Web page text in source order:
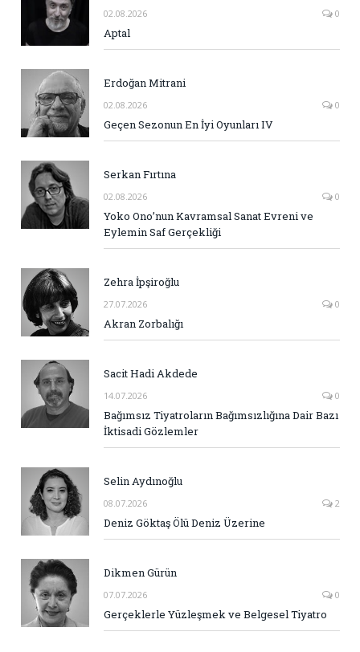
02.08.2026 0
Aptal
Erdoğan Mitrani
02.08.2026 0
Geçen Sezonun En İyi Oyunları IV
Serkan Fırtına
02.08.2026 0
Yoko Ono’nun Kavramsal Sanat Evreni ve
Eylemin Saf Gerçekliği
Zehra İpşiroğlu
27.07.2026 0
Akran Zorbalığı
Sacit Hadi Akdede
14.07.2026 0
Bağımsız Tiyatroların Bağımsızlığına Dair Bazı
İktisadi Gözlemler
Selin Aydınoğlu
08.07.2026 2
Deniz Göktaş Ölü Deniz Üzerine
Dikmen Gürün
07.07.2026 0
Gerçeklerle Yüzleşmek ve Belgesel Tiyatro